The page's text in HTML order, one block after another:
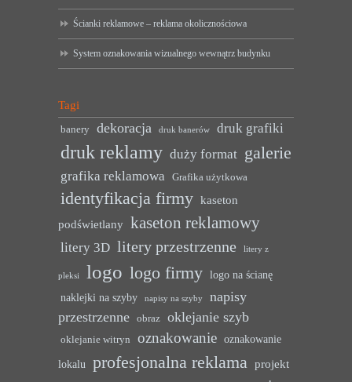
Ścianki reklamowe – reklama okolicznościowa
System oznakowania wizualnego wewnątrz budynku
Tagi
banery dekoracja druk banerów druk grafiki
druk reklamy duży format galerie
grafika reklamowa Grafika użytkowa
identyfikacja firmy kaseton
podświetlany kaseton reklamowy
litery 3D litery przestrzenne litery z
pleksi logo logo firmy logo na ścianę
naklejki na szyby
napisy na szyby
napisy
przestrzenne
obraz oklejanie szyb
oklejanie witryn oznakowanie oznakowanie
lokalu profesjonalna reklama projekt